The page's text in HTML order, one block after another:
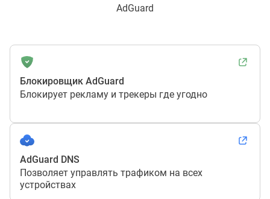
AdGuard
Блокировщик AdGuard
Блокирует рекламу и трекеры где угодно
AdGuard DNS
Позволяет управлять трафиком на всех
устройствах